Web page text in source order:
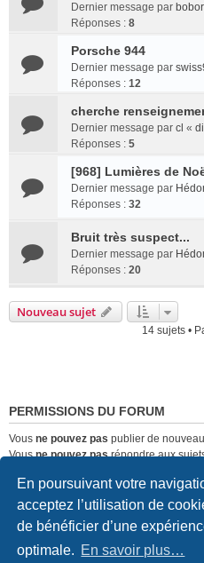
En poursuivant votre
acceptez l’utilisation de
de bénéficier d’une
optimale. En savoir plus…
Dernier message par
Réponses : 8
Porsche 944
Dernier message par
Réponses : 12
cherche
Dernier message par cl «
Réponses : 5
[968] Lumières de
Dernier message par
Réponses : 32
Bruit très suspect...
Dernier message par
Réponses : 20
Nouveau sujet
14 sujets •
PERMISSIONS DU FORUM
Vous ne pouvez pas publier de
Vousne pouvez pasrépondre aux
Vous ne pouvez passupprimer vos
Vousne pouvez pastransférer de